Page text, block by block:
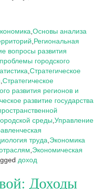
Основы анализа
Региональная
вопросы развития
городского
Стратегическое
Стратегическое
развития регионов и
развитие государства
среды Управление
труда Экономика
Экономическая
доход
Доходы